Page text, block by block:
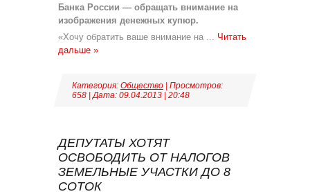
Банка России — обращать внимание на
изображения денежных купюр.
«Хочу обратить ваше внимание на ... Читать
дальше »
Категория: Общество | Просмотров:
658 | Дата: 09.04.2013 20:48
ДЕПУТАТЫ ХОТЯТ
ОСВОБОДИТЬ ОТ НАЛОГОВ
ЗЕМЕЛЬНЫЕ УЧАСТКИ ДО 8
СОТОК